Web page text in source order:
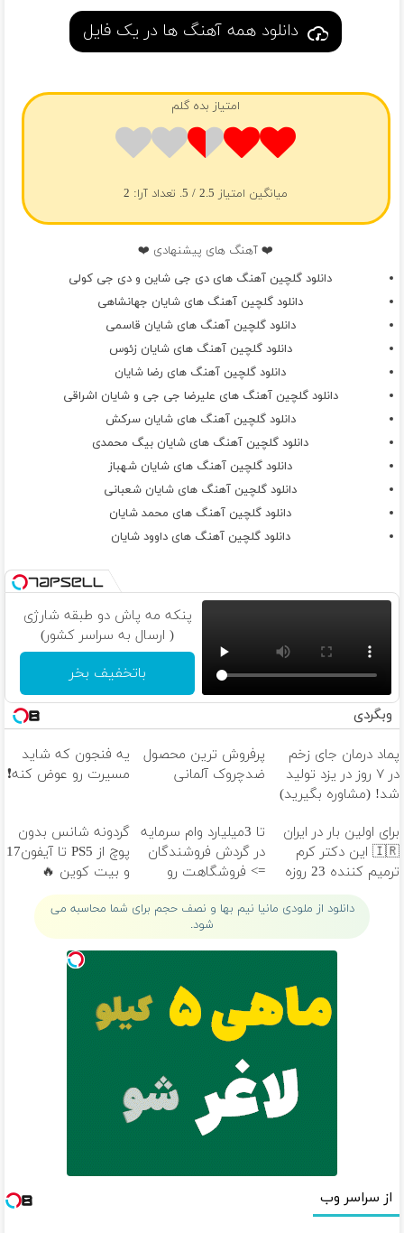
دانلود همه آهنگ ها در یک فایل
امتیاز بده گلم
میانگین امتیاز 2.5/ 5. تعداد آرا: 2
❤️ آهنگ های پیشنهادی ❤️
دانلود گلچین آهنگ های دی جی شاین و دی جی کولی
دانلود گلچین آهنگ های شایان جهانشاهی
دانلود گلچین آهنگ های شایان قاسمی
دانلود گلچین آهنگ های شایان زئوس
دانلود گلچین آهنگ های رضا شایان
دانلود گلچین آهنگ های علیرضا جی جی و شایان اشراقی
دانلود گلچین آهنگ های شایان سرکش
دانلود گلچین آهنگ های شایان بیگ محمدی
دانلود گلچین آهنگ های شایان شهباز
دانلود گلچین آهنگ های شایان شعبانی
دانلود گلچین آهنگ های محمد شایان
دانلود گلچین آهنگ های داوود شایان
پنکه مه پاش دو طبقه شارژی
( ارسال به سراسر کشور)
باتخفیف بخر
وبگردی
پماد درمان جای زخم
در ۷ روز در یزد تولید
شد! (مشاوره بگیرید)
پرفروش ترین محصول
ضدچروک آلمانی
یه فنجون که شاید
مسیرت رو عوض کنه❗
برای اولین بار در ایران
🇮🇷 این دکتر کرم
ترمیم کننده 23 روزه
تا 3میلیارد وام سرمایه
در گردش فروشندگان
=> فروشگاهت رو
ثبت کن
گردونه شانس بدون
پوچ از PS5 تا آیفون17
و بیت کوین 🔥
دانلود از ملودی مانیا نیم بها و نصف حجم برای شما محاسبه می
شود.
از سراسر وب